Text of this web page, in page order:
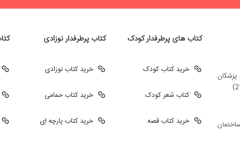
پزشکان
کتاب های پرطرفدار کودک
خرید کتاب کودک
کتاب شعر کودک
خرید کتاب قصه
کتاب پرطرفدار نوزادی
خرید کتاب نوزادی
خرید کتاب حمامی
خرید کتاب پارچه ای